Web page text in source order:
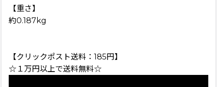
【重さ】
約0.187kg
【クリックポスト送料：185円】
☆１万円以上で送料無料☆